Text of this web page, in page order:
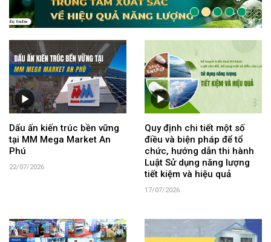
Dấu ấn kiến trúc bền vững
tại MM Mega Market An
Phú
22/07/2026
Quy định chi tiết một số
điều và biện pháp để tổ
chức, hướng dẫn thi hành
Luật Sử dụng năng lượng
tiết kiệm và hiệu quả
17/07/2026